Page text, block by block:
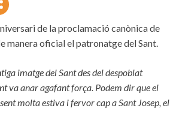
de la proclamació canònica de
manera oficial el patronatge del Sant.
imatge del Sant des del despoblat
va anar agafant força. Podem dir que el
molta estiva i fervor cap a Sant Josep, el